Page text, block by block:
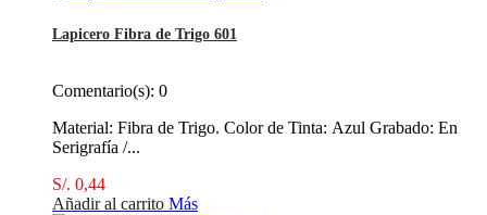
Lapicero Fibra de Trigo 601
Comentario(s): 0
Material: Fibra de Trigo. Color de Tinta: Azul Grabado: En
Serigrafía /...
S/. 0,44
Añadir al carrito Más